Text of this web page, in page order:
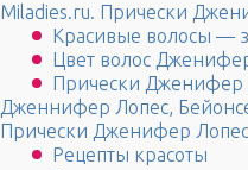
Miladies.ru. Прически
Красивые волосы —
Цвет волос
Прически Дженифер
Дженнифер Лопес,
Прически Дженифер
Рецепты красоты